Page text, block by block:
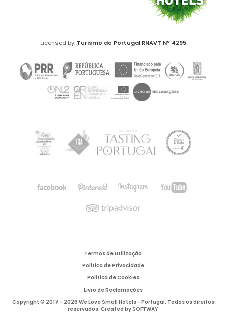
Licensed by: Turismo de Portugal RNAVT Nº 4295
Termos de Utilização
Política de Privacidade
Política de Cookies
Livro de Reclamações
Copyright © 2017 - 2026 We Love Small Hotels - Portugal. Todos os direitos
reservados. Created bySOFTWAY